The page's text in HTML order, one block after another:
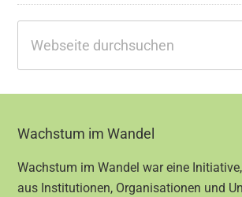
durchsuchen
Footer
Wachstum im Wandel
Wachstum im Wandel war eine
aus Institutionen, Organisationen und